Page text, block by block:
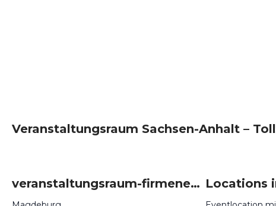
Veranstaltungsraum Sachsen-Anhalt –
veranstaltungsraum-firmenevents um Sachsen-Anhalt